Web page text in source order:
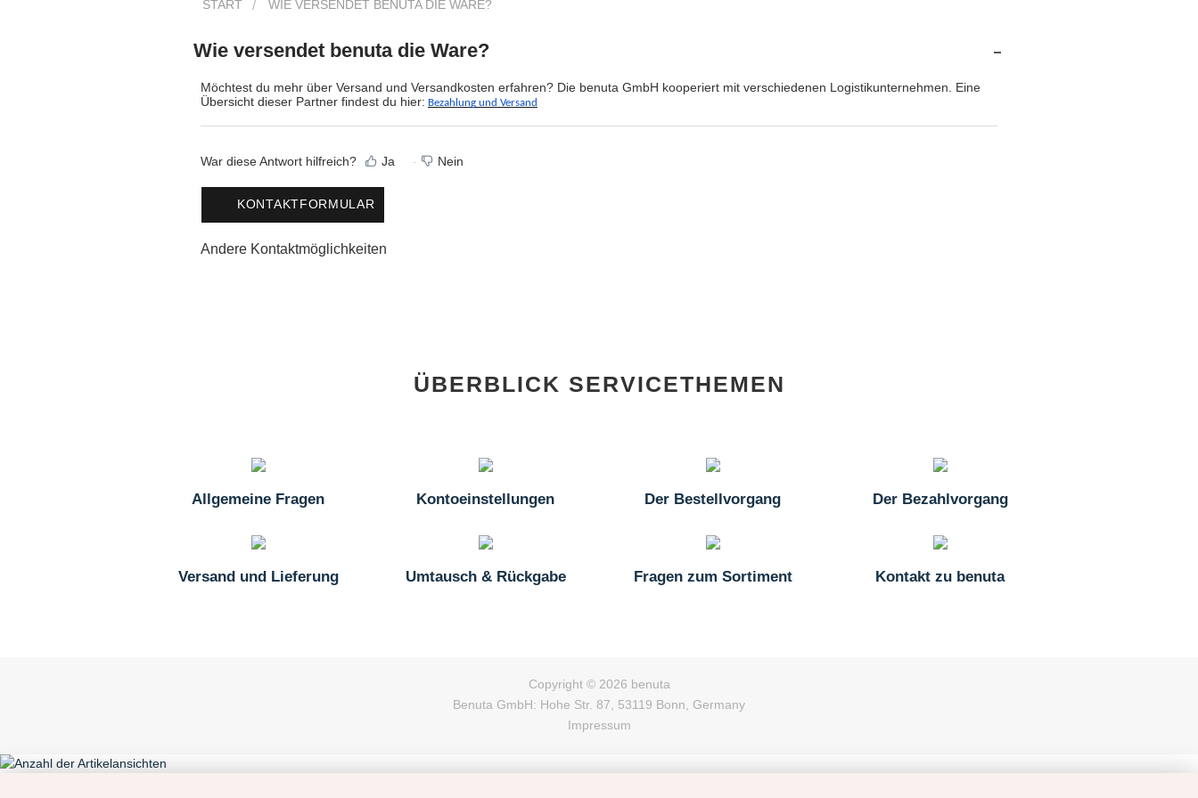
START WIE VERSENDET BENUTA DIE WARE?
Wie versendet benuta die Ware?
Möchtest du mehr über Versand und Versandkosten erfahren? Die benuta GmbH kooperiert mit verschiedenen Logistikunternehmen. Eine
Übersicht dieser Partner findest du hier: Bezahlung und Versand
War diese Antwort hilfreich? Ja Nein
KONTAKTFORMULAR
Andere Kontaktmöglichkeiten
ÜBERBLICK SERVICETHEMEN
Allgemeine Fragen Kontoeinstellungen Der Bestellvorgang Der Bezahlvorgang
Versand und Lieferung Umtausch & Rückgabe Fragen zum Sortiment Kontakt zu benuta
Copyright © 2026 benuta
Benuta GmbH: Hohe Str. 87, 53119 Bonn, Germany
Impressum